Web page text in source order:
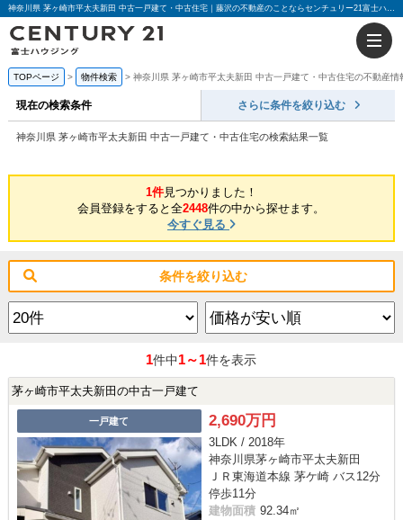
神奈川県 茅ヶ崎市平太夫新田 中古一戸建て・中古住宅｜藤沢の不動産のことならセンチュリー21富士ハウジング
TOPページ 物件検索 神奈川県 茅ヶ崎市平太夫新田 中古一戸建て・中古住宅の不動産情
現在の検索条件 さらに条件を絞り込む
神奈川県 茅ヶ崎市平太夫新田 中古一戸建て・中古住宅の検索結果一覧
1件見つかりました！
会員登録をすると全2448件の中から探せます。
今すぐ見る
条件を絞り込む
1件中1～1件を表示
茅ヶ崎市平太夫新田の中古一戸建て
一戸建て 2,690万円
3LDK / 2018年
神奈川県茅ヶ崎市平太夫新田
ＪＲ東海道本線 茅ケ崎 バス12分
停歩11分
建物面積 92.34㎡